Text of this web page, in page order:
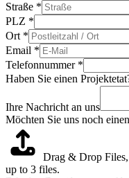
Straße *
PLZ *
Ort *
Email *
Telefonnummer *
Haben Sie einen
Ihre Nachricht an uns
Möchten Sie uns noch
Drag & Drop Files,
up to 3 files.